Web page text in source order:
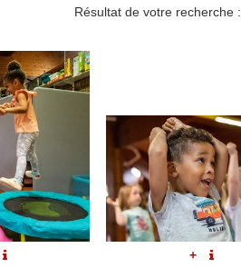
Résultat de votre recherche :
+